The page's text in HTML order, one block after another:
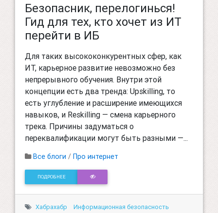
Безопасник, перелогинься!
Гид для тех, кто хочет из ИТ
перейти в ИБ
Для таких высококонкурентных сфер, как
ИТ, карьерное развитие невозможно без
непрерывного обучения. Внутри этой
концепции есть два тренда: Upskilling, то
есть углубление и расширение имеющихся
навыков, и Reskilling — смена карьерного
трека. Причины задуматься о
переквалификации могут быть разными —...
Все блоги / Про интернет
ПОДРОБНЕЕ
Хабрахабр
Информационная безопасность